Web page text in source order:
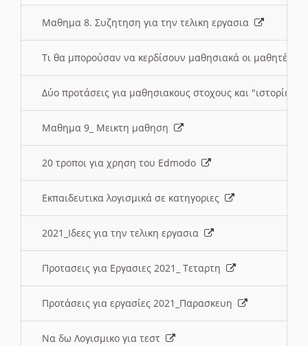
Μαθημα 8. Συζητηση για την τελικη εργασια
Τι θα μπορούσαν να κερδίσουν μαθησιακά οι μαθητές/
Δύο προτάσεις για μαθησιακους στοχους και "ιστορία"
Μαθημα 9_ Μεικτη μαθηση
20 τροποι για χρηση του Edmodo
Εκπαιδευτικα λογισμικά σε κατηγοριες
2021_Ιδεες για την τελικη εργασια
Προτασεις για Εργασιες 2021_ Τεταρτη
Προτάσεις για εργασίες 2021_Παρασκευη
Να δω Λογισμικο για τεστ